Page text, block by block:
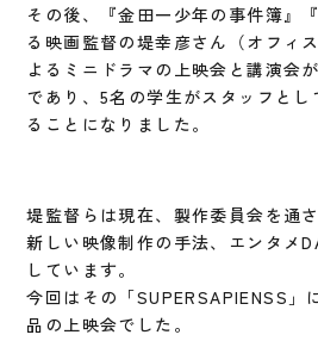
その後、『金田一少年の事件簿』
る映画監督の堤幸彦さん（オフィ
よるミニドラマの上映会と講演会
であり、5名の学生がスタッフと
ることになりました。
堤監督らは現在、製作委員会を通
新しい映像制作の手法、エンタメ
しています。
今回はその「SUPERSAPIENSS」
品の上映会でした。